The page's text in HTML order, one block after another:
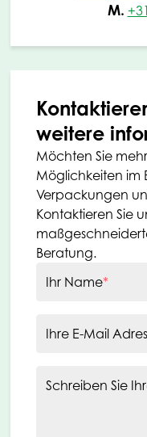
M.
weitere
Möchten Sie
Möglichkeiten im
Verpackungen
Kontaktieren Sie
Beratung.
Ihr Name*
Ihre E-Mail
Schreiben Sie